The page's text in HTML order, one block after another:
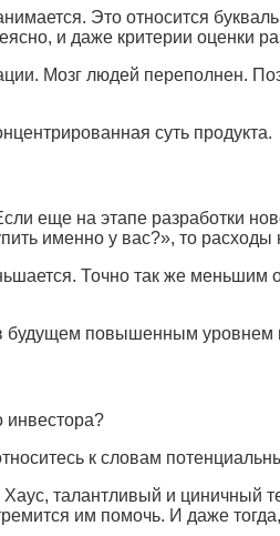
Это относится
и даже критерии оценки
Мозг людей переполнен.
суть продукта.
еще на этапе разработки
именно у вас?», то
Точно так же
будущем повышенным
инвестора?
к словам
талантливый и циничный
им помочь. И даже